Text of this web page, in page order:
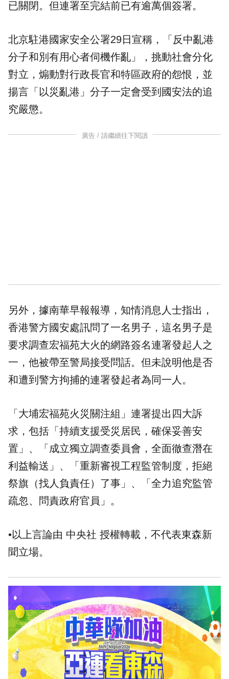
已關閉。但連署至完結前已有逾萬個簽署。
北京駐港國家安全公署29日宣稱，「反中亂港
分子和別有用心者伺機作亂」，挑動社會分化
對立，煽動對行政長官和特區政府的怨恨，並
揚言「以災亂港」分子一定會受到 國安法的追
究嚴懲。
廣告 / 請繼續往下閱讀
另外，據南華早報報導，知情消息人士指出，
香港警方國安處訊問了一名男子，這名男子是
要求調查宏福苑大火的網路簽名連署發起人之
一，他被帶至警局接受問話。但未說明他是否
和遭到警方拘捕的連署發起者為同一人。
「大埔宏福苑火災關注組」連署提出四大訴
求，包括「持續支援受災居民，確保妥善安
置」、「成立獨立調查委員會，全面徹查潛在
利益輸送」、「重新審視工程監管制度，拒絕
祭旗（找人負責任）了事」、「全力追究監管
疏忽、問責政府官員」。
•以上言論由 中央社 授權轉載，不代表東森新
聞立場。